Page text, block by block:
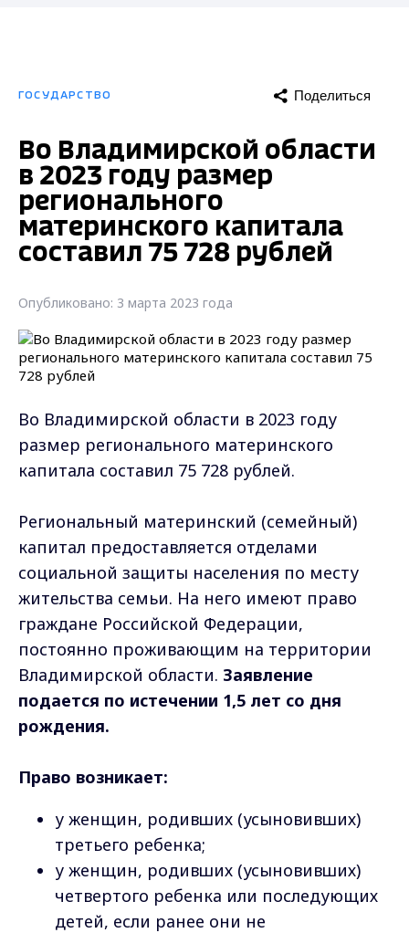
ГОСУДАРСТВО Поделиться
Во Владимирской области
в 2023 году размер
регионального
материнского капитала
составил 75 728 рублей
Опубликовано: 3 марта 2023 года
Во Владимирской области в 2023 году
размер регионального материнского
капитала составил 75 728 рублей.
Региональный материнский (семейный)
капитал предоставляется отделами
социальной защиты населения по месту
жительства семьи. На него имеют право
граждане Российской Федерации,
постоянно проживающим на территории
Владимирской области. Заявление
подается по истечении 1,5 лет со дня
рождения.
Право возникает:
у женщин, родивших (усыновивших)
третьего ребенка;
у женщин, родивших (усыновивших)
четвертого ребенка или последующих
детей, если ранее они не